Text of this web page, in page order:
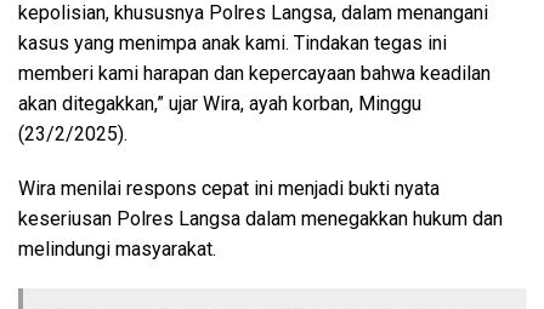
kepolisian, khususnya Polres Langsa, dalam menangani
kasus yang menimpa anak kami. Tindakan tegas ini
memberi kami harapan dan kepercayaan bahwa keadilan
akan ditegakkan,” ujar Wira, ayah korban, Minggu
(23/2/2025).
Wira menilai respons cepat ini menjadi bukti nyata
keseriusan Polres Langsa dalam menegakkan hukum dan
melindungi masyarakat.